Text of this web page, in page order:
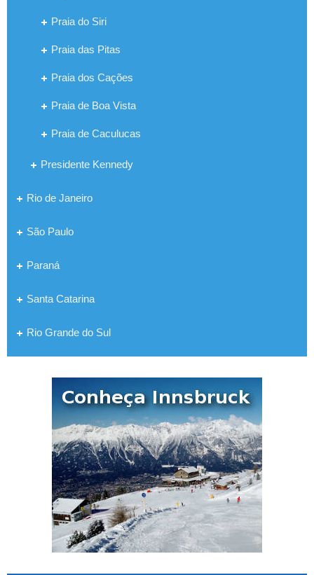
Praia do Siri
Praia das Pitas
Praia dos Cações
Praia de Boa Vista
Praia de Caculucas
Presidente Kennedy
Rio de Janeiro
São Paulo
Paraná
Santa Catarina
Rio Grande do Sul